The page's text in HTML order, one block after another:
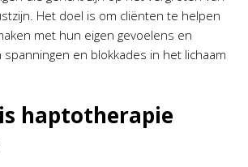
Het doel is om cliënten te helpen
met hun eigen gevoelens en
en blokkades in het lichaam
haptotherapie